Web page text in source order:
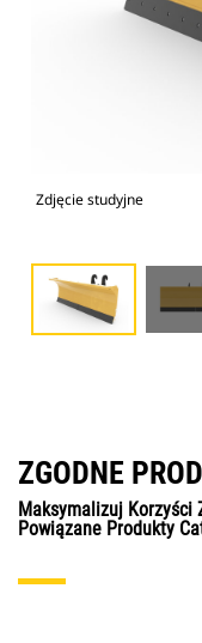
Zdjęcie studyjne
ZGODNE
Maksymalizuj Korzyści
Powiązane Produkty